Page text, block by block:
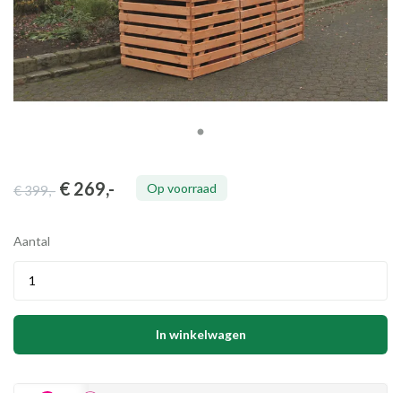
€ 399,- € 269,- Op voorraad
Aantal
In winkelwagen